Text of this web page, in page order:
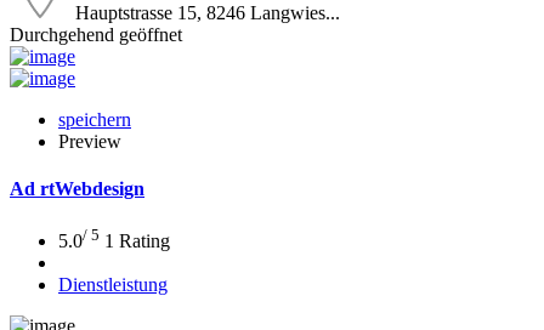
Hauptstrasse 15, 8246 Langwies...
Durchgehend geöffnet
speichern
Preview
Ad rtWebdesign
5.0/ 5 1 Rating
Dienstleistung